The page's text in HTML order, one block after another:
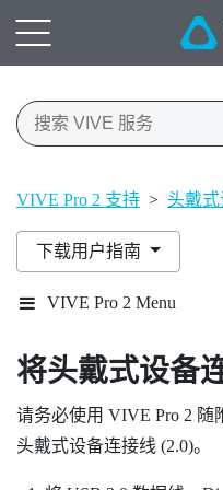
VIVE Pro 2 支持 > 头戴
下载用户指南
VIVE Pro 2 Menu
将头戴式设备
请务必使用 VIVE Pro 2 随
头戴式设备连接线 (2.0)。